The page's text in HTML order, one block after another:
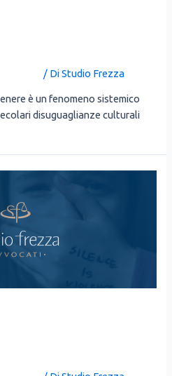
/ DiStudio Frezza
è un feno­me­no siste­mi­co
disu­gua­glian­ze cul­tu­ra­li